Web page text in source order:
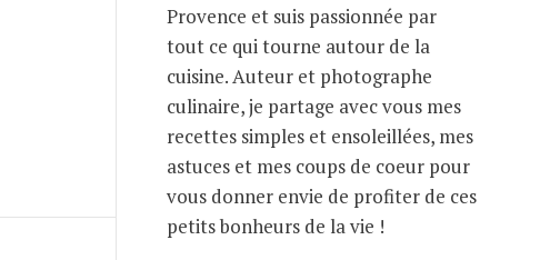
Provence et suis passionnée par
tout ce qui tourne autour de la
cuisine. Auteur et photographe
culinaire, je partage avec vous mes
recettes simples et ensoleillées, mes
astuces et mes coups de coeur pour
vous donner envie de profiter de ces
petits bonheurs de la vie !